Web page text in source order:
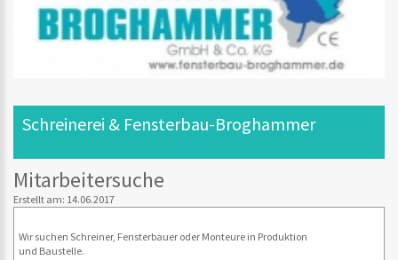
Schreinerei & Fensterbau-Broghammer
Mitarbeitersuche
Erstellt am: 14.06.2017
Wir suchen Schreiner, Fensterbauer oder Monteure in Produktion
und Baustelle.